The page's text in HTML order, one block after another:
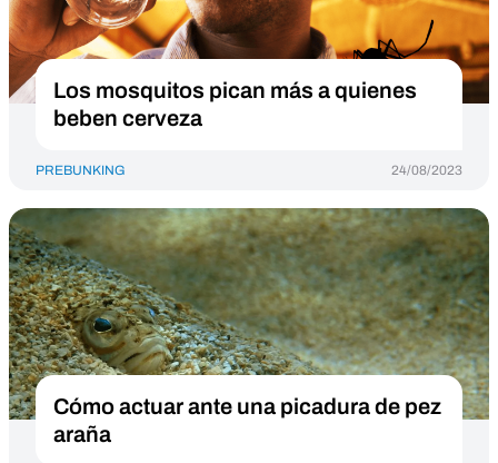
Los mosquitos pican más a quienes
beben cerveza
PREBUNKING 24/08/2023
Cómo actuar ante una picadura de pez
araña